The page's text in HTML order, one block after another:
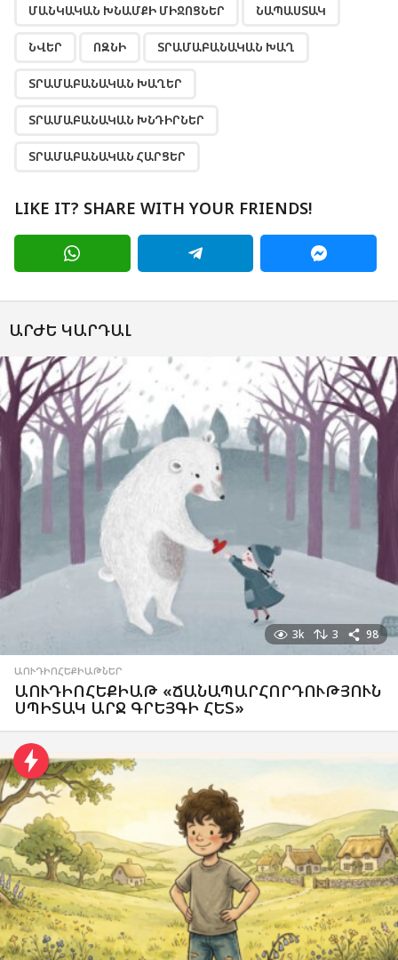
ՄԱՆԿԱԿԱՆ ԽՆԱՄՔԻ ՄԻՋՈՑՆԵՐ ՆԱՊԱՍՏԱԿ
ՆՎԵՐ ՈԶՆԻ ՏՐԱՄԱԲԱՆԱԿԱՆ ԽԱՂ
ՏՐԱՄԱԲԱՆԱԿԱՆ ԽԱՂԵՐ
ՏՐԱՄԱԲԱՆԱԿԱՆ ԽՆԴԻՐՆԵՐ
ՏՐԱՄԱԲԱՆԱԿԱՆ ՀԱՐՑԵՐ
LIKE IT? SHARE WITH YOUR FRIENDS!
ԱՐԺԵ ԿԱՐԴԱԼ
3k 3 98
ԱՈՒԴԻՈՀԵՔԻԱԹՆԵՐ
ԱՈՒԴԻՈՀԵՔԻԱԹ «ՃԱՆԱՊԱՐՀՈՐԴՈՒԹՅՈՒՆ
ՍՊԻՏԱԿ ԱՐՋ ԳՐԵՅԳԻ ՀԵՏ»